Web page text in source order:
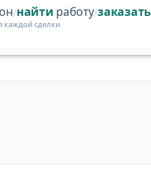
/найти работу/заказать
каждой сделки